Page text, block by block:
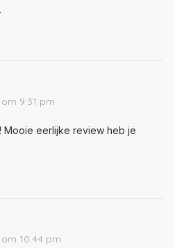
9:31 pm
Mooie eerlijke review heb je
10:44 pm